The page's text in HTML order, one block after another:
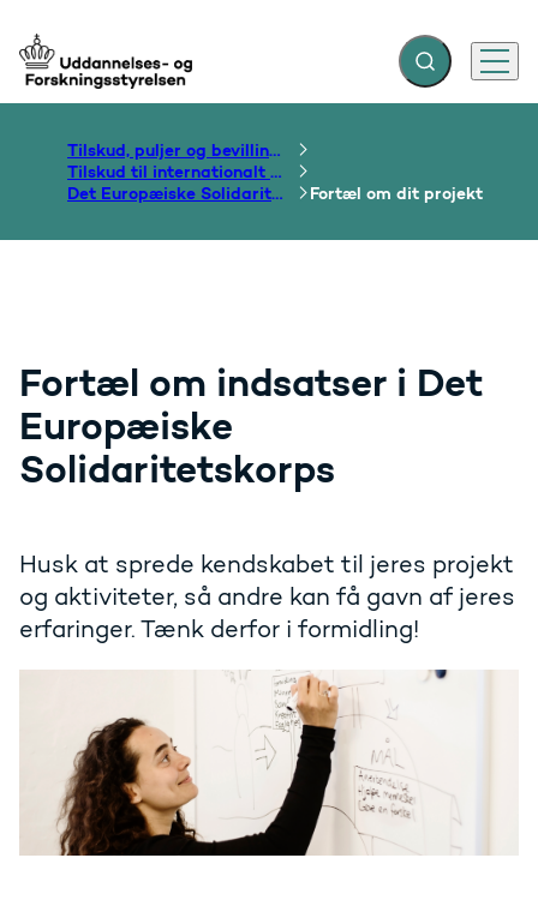
Gå til forsiden Fold søgefelt ud
Menu
Tilskud, puljer og bevillinger
Tilskud til internationalt samarbejde om uddannelse
Det Europæiske Solidaritetskorps
Fortæl om dit projekt
Fortæl om indsatser i Det
Europæiske
Solidaritetskorps
Husk at sprede kendskabet til jeres projekt
og aktiviteter, så andre kan få gavn af jeres
erfaringer. Tænk derfor i formidling!